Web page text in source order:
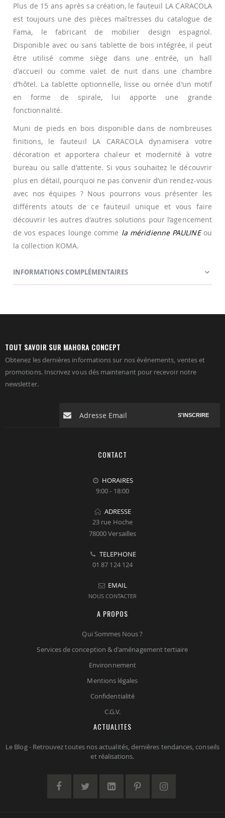
Plus de 15 ans après sa création, le fauteuil LA CARACOLA
est toujours une des pièces maîtresses du catalogue de
Fama, le fabricant de mobilier design espagnol.
Disponible avec ou sans tablette de bois intégrée, il peut
être utilisé comme siège dans une entrée, un hall
d'accueil ou comme valet de nuit dans une chambre
d’hôtel. La tablette optionnelle, lisse ou ornée d’un motif
en forme de spirale, lui apporte une grande
fonctionnalité.
Muni de pieds en bois disponible dans de nombreuses
finitions, le fauteuil LA CARACOLA dynamisera votre
décoration et apportera chaleur et modernité à votre
bureau ou salle d'attente. Si vous souhaitez le découvrir
plus en détail, pourquoi ne pas convenir d’un rendez-vous
avec nos équipes ? Nous pourrons vous présenter les
différents atouts de ce fauteuil unique et vous faire
découvrir les autres d'autres solutions pour l’agencement
de vos espaces lounge comme la méridienne PAULINEou
la collection KOMA.
INFORMATIONS COMPLÉMENTAIRES
TOUT SAVOIR SUR MAHORA CONCEPT
Obtenez les dernières informations sur nos événements, ventes et
promotions. Inscrivez vous dés maintenant pour recevoir notre
newsletter.
S'INSCRIRE
CONTACT
HORAIRES
9:00 - 18:00
ADRESSE
23 rue Hoche
78000 Versailles
TELEPHONE
01 87 124 124
EMAIL
NOUS CONTACTER
A PROPOS
Qui Sommes Nous ?
Services de conception & d'aménagement tertiaire
Environnement
Mentions légales
Confidentialité
C.G.V.
ACTUALITES
Le Blog - Retrouvez toutes nos actualités, dernières tendances, conseils
et réalisations.